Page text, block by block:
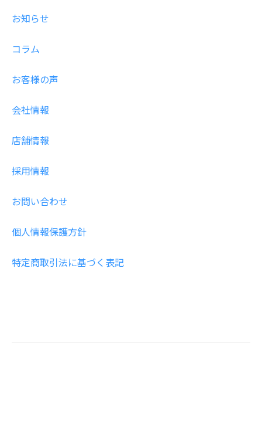
お知らせ
コラム
お客様の声
会社情報
店舗情報
採用情報
お問い合わせ
個人情報保護方針
特定商取引法に基づく表記